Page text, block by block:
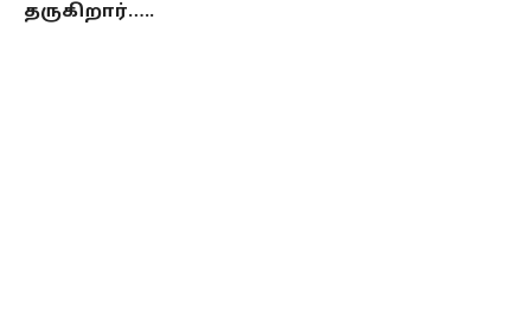
தருகிறார்…..